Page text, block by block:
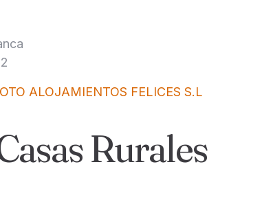
ALOJAMIENTOS FELICES S.L
Rurales